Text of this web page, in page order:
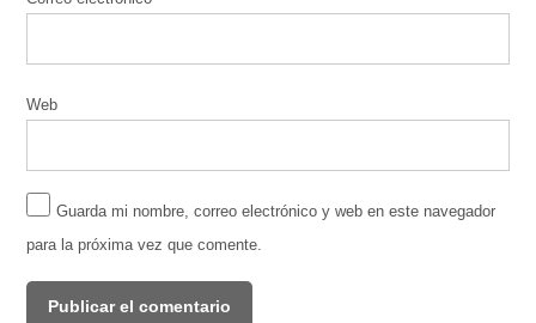
Web
Guarda mi nombre, correo electrónico y web en este navegador
para la próxima vez que comente.